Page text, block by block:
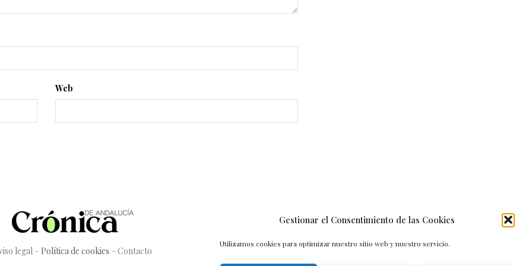
Gestionar el Consentimiento de las Cookies
Utilizamos cookies para optimizar nuestro sitio web y nuestro servicio.
Web
legal– Política de cookies – Contacto